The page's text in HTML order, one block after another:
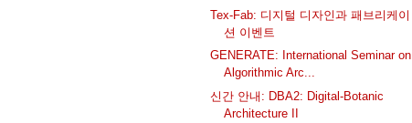
Tex-Fab: 디지털 디자인과 패브리케이
션 이벤트
GENERATE: International Seminar on
Algorithmic Arc...
신간 안내: DBA2: Digital-Botanic
Architecture II